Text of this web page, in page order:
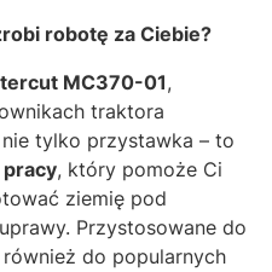
robotę za Ciebie?
MC370-01,
traktora
tylko przystawka – to
, który pomoże Ci
ziemię pod
Przystosowane do
również do popularnych